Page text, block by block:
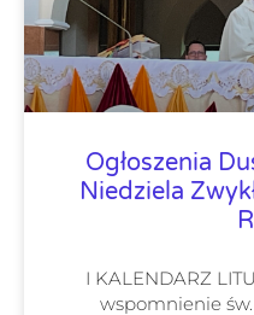
Ogłoszenia
Niedziela
I KALENDARZ
wspomnienie